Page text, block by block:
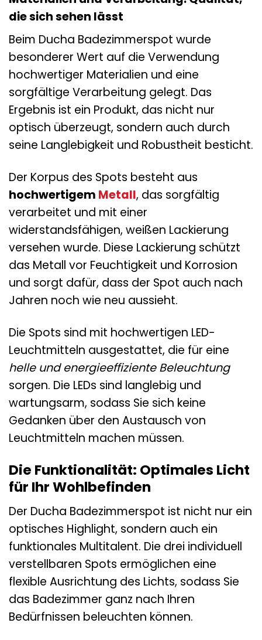
die sich sehen lässt
Beim Ducha Badezimmerspot wurde
besonderer Wert auf die Verwendung
hochwertiger Materialien und eine
sorgfältige Verarbeitung gelegt. Das
Ergebnis ist ein Produkt, das nicht nur
optisch überzeugt, sondern auch durch
seine Langlebigkeit und Robustheit besticht.
Der Korpus des Spots besteht aus
hochwertigem Metall, das sorgfältig
verarbeitet und mit einer
widerstandsfähigen, weißen Lackierung
versehen wurde. Diese Lackierung schützt
das Metall vor Feuchtigkeit und Korrosion
und sorgt dafür, dass der Spot auch nach
Jahren noch wie neu aussieht.
Die Spots sind mit hochwertigen LED-
Leuchtmitteln ausgestattet, die für eine
helle und energieeffiziente Beleuchtung
sorgen. Die LEDs sind langlebig und
wartungsarm, sodass Sie sich keine
Gedanken über den Austausch von
Leuchtmitteln machen müssen.
Die Funktionalität: Optimales Licht
für Ihr Wohlbefinden
Der Ducha Badezimmerspot ist nicht nur ein
optisches Highlight, sondern auch ein
funktionales Multitalent. Die drei individuell
verstellbaren Spots ermöglichen eine
flexible Ausrichtung des Lichts, sodass Sie
das Badezimmer ganz nach Ihren
Bedürfnissen beleuchten können.